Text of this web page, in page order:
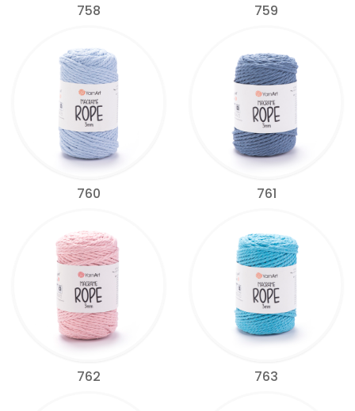
758 759
760 761
762 763